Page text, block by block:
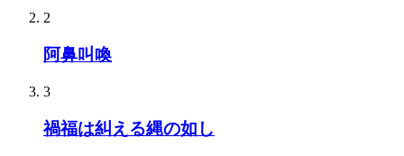
2
阿鼻叫喚
3
禍福は糾える縄の如し